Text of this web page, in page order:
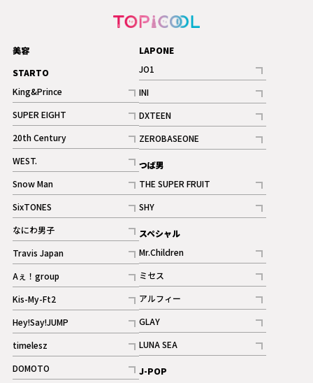
美容
STARTO
King&Prince
記事
SUPER EIGHT
記事
20th Century
記事
WEST.
記事
Snow Man
記事
ギャラリー
SixTONES
記事
ギャラリー
なにわ男子
記事
Travis Japan
記事
Aぇ！group
記事
Kis-My-Ft2
記事
ギャラリー
Hey!Say!JUMP
記事
timelesz
記事
DOMOTO
LAPONE
JO1
記事
INI
記事
ギャラリー
DXTEEN
記事
ギャラリー
ZEROBASEONE
記事
つば男
THE SUPER FRUIT
記事
SHY
記事
スペシャル
Mr.Children
記事
ミセス
記事
アルフィー
記事
GLAY
記事
LUNA SEA
記事
J-POP